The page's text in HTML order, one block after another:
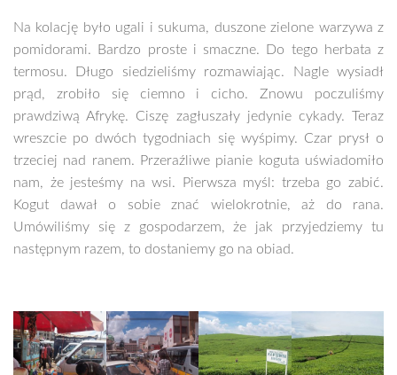
Na kolację było ugali i sukuma, duszone zielone warzywa z
pomidorami. Bardzo proste i smaczne. Do tego herbata z
termosu. Długo siedzieliśmy rozmawiając. Nagle wysiadł
prąd, zrobiło się ciemno i cicho. Znowu poczuliśmy
prawdziwą Afrykę. Ciszę zagłuszały jedynie cykady. Teraz
wreszcie po dwóch tygodniach się wyśpimy. Czar prysł o
trzeciej nad ranem. Przeraźliwe pianie koguta uświadomiło
nam, że jesteśmy na wsi. Pierwsza myśl: trzeba go zabić.
Kogut dawał o sobie znać wielokrotnie, aż do rana.
Umówiliśmy się z gospodarzem, że jak przyjedziemy tu
następnym razem, to dostaniemy go na obiad.